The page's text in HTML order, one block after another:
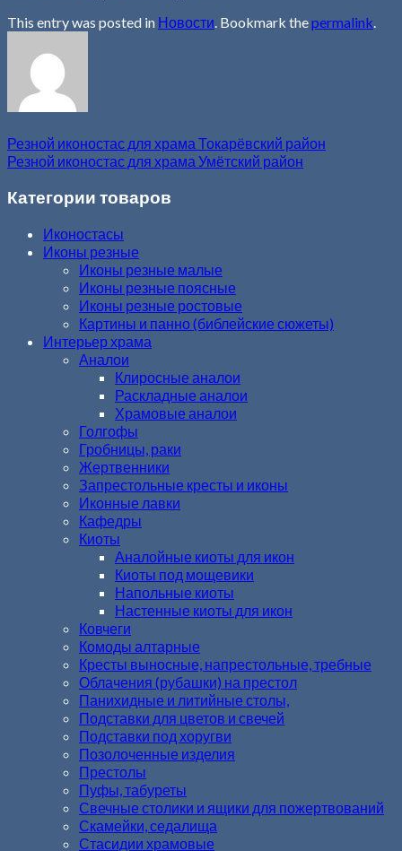
This entry was posted in Новости. Bookmark thepermalink.
Резной иконостас для храма Токарёвский район
Резной иконостас для храма Умётский район
Категории товаров
Иконостасы
Иконы резные
Иконы резные малые
Иконы резные поясные
Иконы резные ростовые
Картины и панно (библейские сюжеты)
Интерьер храма
Аналои
Клиросные аналои
Раскладные аналои
Храмовые аналои
Голгофы
Гробницы, раки
Жертвенники
Запрестольные кресты и иконы
Иконные лавки
Кафедры
Киоты
Аналойные киоты для икон
Киоты под мощевики
Напольные киоты
Настенные киоты для икон
Ковчеги
Комоды алтарные
Кресты выносные, напрестольные, требные
Облачения (рубашки) на престол
Панихидные и литийные столы,
Подставки для цветов и свечей
Подставки под хоругви
Позолоченные изделия
Престолы
Пуфы, табуреты
Свечные столики и ящики для пожертвований
Скамейки, седалища
Стасидии храмовые